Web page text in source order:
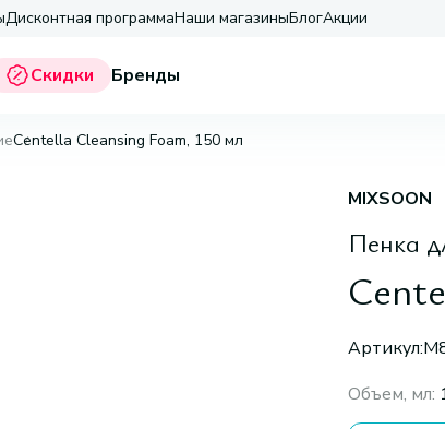
Дисконтная программаНаши магазиныБлогАкции
Скидки Бренды
Centella Cleansing Foam, 150 мл
MIXSOON
Пенка
Артикул:
Объем, мл: